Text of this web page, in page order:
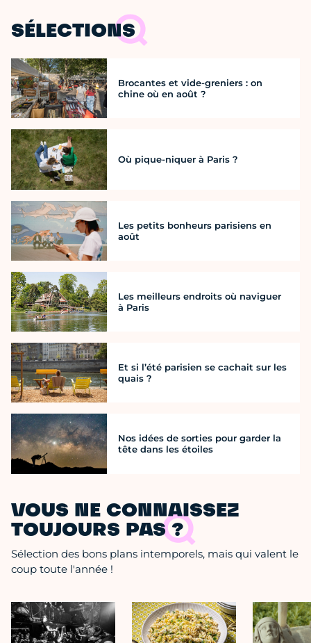
SÉLECTIONS
Brocantes et vide-greniers : on
chine où en août ?
Où pique-niquer à Paris ?
Les petits bonheurs parisiens en
août
Les meilleurs endroits où naviguer
à Paris
Et si l’été parisien se cachait sur les
quais ?
Nos idées de sorties pour garder la
tête dans les étoiles
VOUS NE CONNAISSEZ
TOUJOURS PAS ?
Sélection des bons plans intemporels, mais qui valent le
coup toute l'année !